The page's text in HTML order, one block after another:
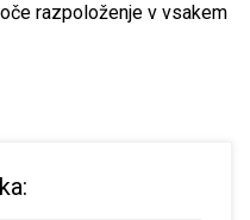
razpoloženje v vsakem